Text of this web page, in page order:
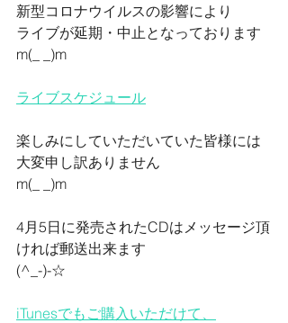
新型コロナウイルスの影響により
ライブが延期・中止となっております
m(_ _)m
ライブスケジュール
楽しみにしていただいていた皆様には
大変申し訳ありません
m(_ _)m
4月5日に発売されたCDはメッセージ頂
ければ郵送出来ます
(^_-)-☆
iTunesでもご購入いただけて、